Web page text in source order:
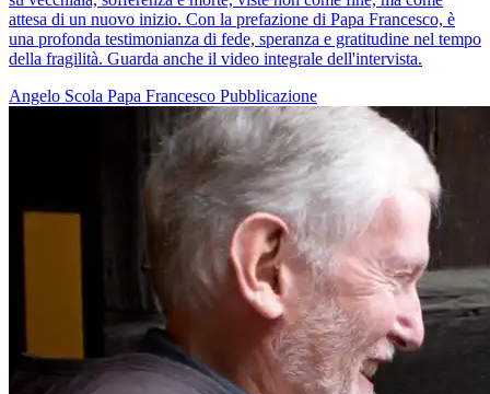
attesa di un nuovo inizio. Con la prefazione di Papa Francesco, è
una profonda testimonianza di fede, speranza e gratitudine nel tempo
della fragilità. Guarda anche il video integrale dell'intervista.
Angelo Scola Papa Francesco Pubblicazione